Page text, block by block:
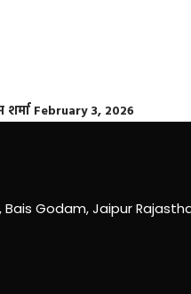
February 3, 2026
Bais Godam, Jaipur